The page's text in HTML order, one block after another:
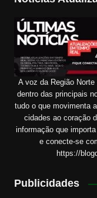
A voz da Região
dentro das principais
tudo o que movimenta
cidades ao coração
informação que
e conecte-se
https://
Publicidades